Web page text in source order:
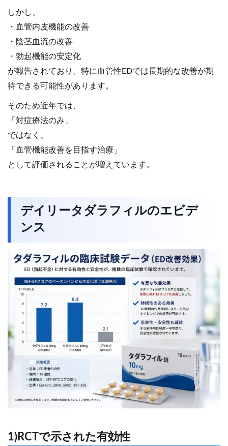
しかし、
・血管内皮機能の改善
・陰茎血流の改善
・勃起機能の安定化
が報告されており、特に血管性EDでは長期的な改善が期
待できる可能性があります。
そのため近年では、
「対症療法のみ」
ではなく、
「血管機能改善を目指す治療」
として評価されることが増えています。
デイリータダラフィルのエビデ
ンス
1)RCTで示された有効性